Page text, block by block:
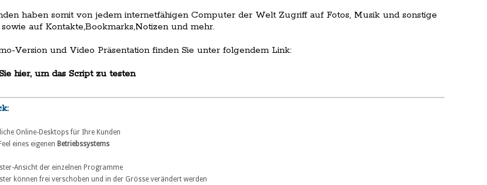
haben somit von jedem internetfähigen Computer der Welt Zugriff auf Fotos, Musik und sonstige
sowie auf Kontakte,Bookmarks,Notizen und mehr.
Version und Video Präsentation finden Sie unter folgendem Link:
hier, um das Script zu testen
Online-Desktops für Ihre Kunden
eines eigenen Betriebssystems
Ansicht der einzelnen Programme
können frei verschoben und in der Grösse verändert werden